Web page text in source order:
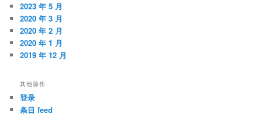
2023 年 5 月
2020 年 3 月
2020 年 2 月
2020 年 1 月
2019 年 12 月
其他操作
登录
条目 feed